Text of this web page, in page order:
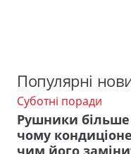
Популярні
Суботні поради
Рушники
чому